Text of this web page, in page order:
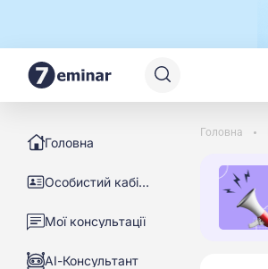
Головна
Особистий кабінет
Мої консультації
АІ-Консультант
Головна